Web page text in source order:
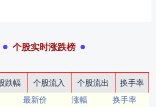
个股实时涨跌榜
跌幅 个股流入 个股流出
换手率
最新价 涨幅
换手率